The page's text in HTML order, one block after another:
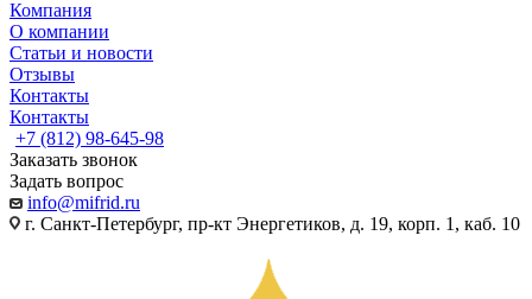
Компания
О компании
Статьи и новости
Отзывы
Контакты
Контакты
+7 (812) 98-645-98
Заказать звонок
Задать вопрос
info@mifrid.ru
г. Санкт-Петербург, пр-кт Энергетиков, д. 19, корп. 1, каб. 10